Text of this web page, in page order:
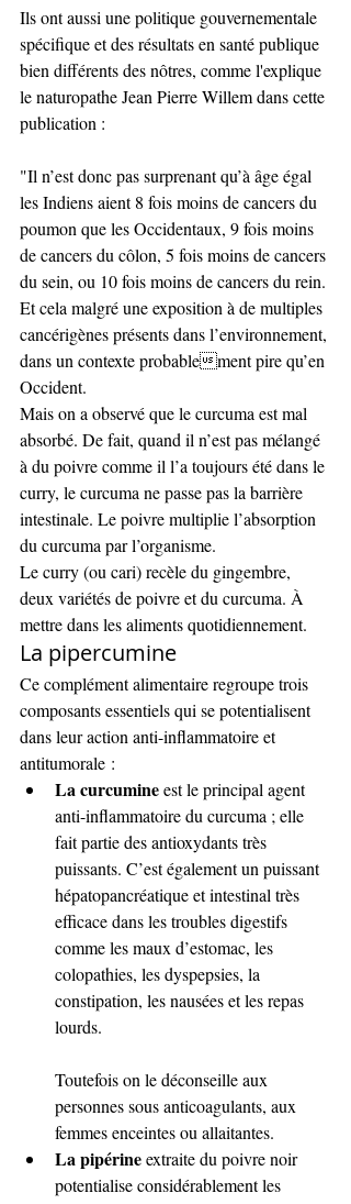
Ils ont aussi une politique gouvernementale
spécifique et des résultats en santé publique
bien différents des nôtres, comme l'explique
le naturopathe Jean Pierre Willem dans cette
publication :
"Il n’est donc pas surprenant qu’à âge égal
les Indiens aient 8 fois moins de cancers du
poumon que les Occidentaux, 9 fois moins
de cancers du côlon, 5 fois moins de cancers
du sein, ou 10 fois moins de cancers du rein.
Et cela malgré une exposition à de multiples
cancérigènes présents dans l’environnement,
dans un contexte probablement pire qu’en
Occident.
Mais on a observé que le curcuma est mal
absorbé. De fait, quand il n’est pas mélangé
à du poivre comme il l’a toujours été dans le
curry, le curcuma ne passe pas la barrière
intestinale. Le poivre multiplie l’absorption
du curcuma par l’organisme.
Le curry (ou cari) recèle du gingembre,
deux variétés de poivre et du curcuma. À
mettre dans les aliments quotidiennement.
La pipercumine
Ce complément alimentaire regroupe trois
composants essentiels qui se potentialisent
dans leur action anti-inflammatoire et
antitumorale :
La curcumine est le principal agent
anti-inflammatoire du curcuma ; elle
fait partie des antioxydants très
puissants. C’est également un puissant
hépatopancréatique et intestinal très
efficace dans les troubles digestifs
comme les maux d’estomac, les
colopathies, les dyspepsies, la
constipation, les nausées et les repas
lourds.
Toutefois on le déconseille aux
personnes sous anticoagulants, aux
femmes enceintes ou allaitantes.
La pipérine extraite du poivre noir
potentialise considérablement les